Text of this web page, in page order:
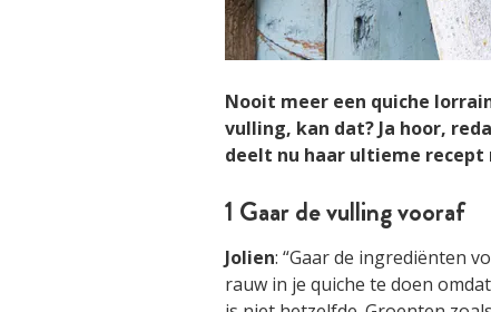
Nooit meer een quiche
vulling, kan dat? Ja hoor,
deelt nu haar ultieme
1 Gaar de vulling vooraf
Jolien: “Gaar de ingrediënten
rauw in je quiche te doen